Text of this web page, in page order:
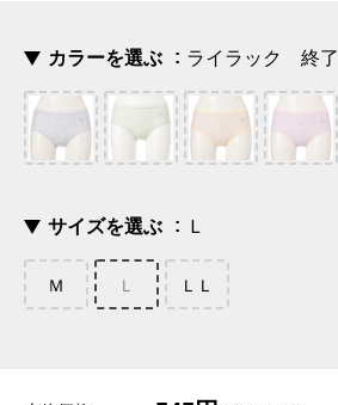
カラーを選ぶ ライラック 終了
サイズを選ぶ Ｌ
Ｍ Ｌ ＬＬ